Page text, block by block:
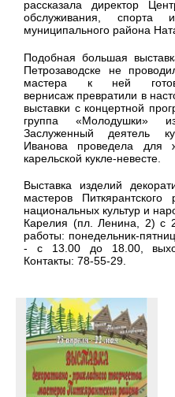
рассказала директор
обслуживания, спорта
муниципального района
Подобная большая
Петрозаводске не
мастера к ней
вернисаж превратили в
выставки с концертной
группа «Молодушки»
Заслуженный деятель
Иванова проведела для
карельской кукле-невесте.
Выставка изделий
мастеров
национальных культур и
Карелия (пл. Ленина, 2) с
работы: понедельник-
- с 13.00 до 18.00,
Контакты: 78-55-29.